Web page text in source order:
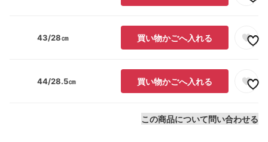
43/28㎝ 買い物かごへ入れる
44/28.5㎝ 買い物かごへ入れる
この商品について問い合わせる